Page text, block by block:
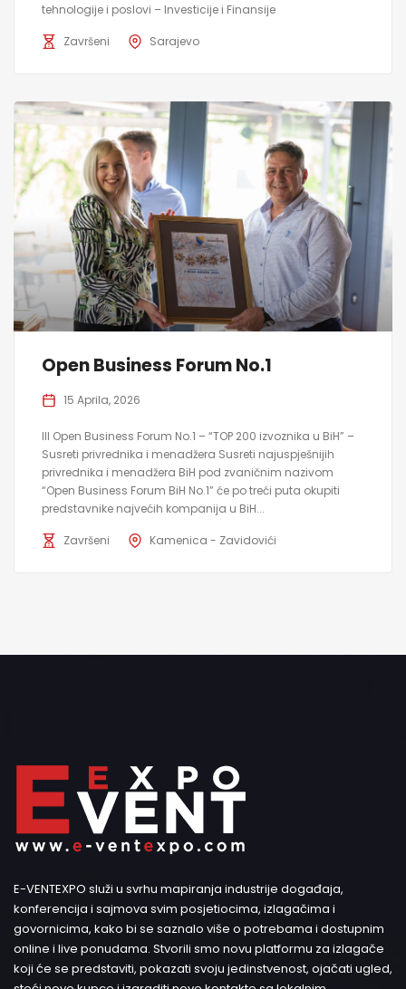
tehnologije i poslovi – Investicije i Finansije
Završeni Sarajevo
Open Business Forum No.1
15 Aprila, 2026
III Open Business Forum No.1 – “TOP 200 izvoznika u BiH” –
Susreti privrednika i menadžera Susreti najuspješnijih
privrednika i menadžera BiH pod zvaničnim nazivom
“Open Business Forum BiH No.1” će po treći puta okupiti
predstavnike najvećih kompanija u BiH...
Završeni Kamenica - Zavidovići
E-VENTEXPO služi u svrhu mapiranja industrije događaja,
konferencija i sajmova svim posjetiocima, izlagačima i
govornicima, kako bi se saznalo više o potrebama i dostupnim
online i live ponudama. Stvorili smo novu platformu za izlagače
koji će se predstaviti, pokazati svoju jedinstvenost, ojačati ugled,